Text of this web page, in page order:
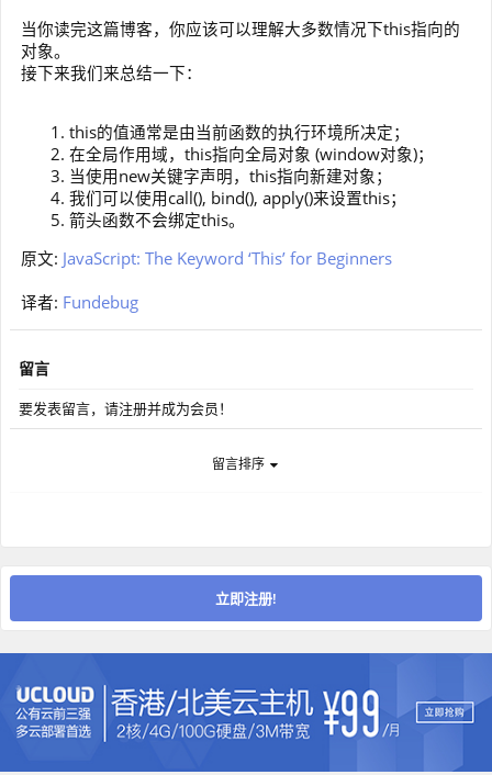
当你读完这篇博客，你应该可以理解大多数情况下this指向的
对象。
接下来我们来总结一下：
this的值通常是由当前函数的执行环境所决定；
在全局作用域，this指向全局对象 (window对象)；
当使用new关键字声明，this指向新建对象；
我们可以使用call(), bind(), apply()来设置this；
箭头函数不会绑定this。
原文: JavaScript: The Keyword ‘This’ for Beginners
译者: Fundebug
留言
要发表留言，请注册并成为会员！
留言排序
立即注册!